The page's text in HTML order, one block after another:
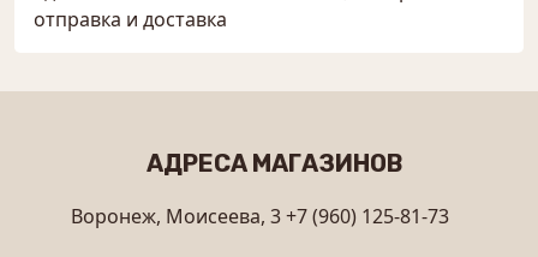
отправка и доставка
АДРЕСА МАГАЗИНОВ
Воронеж, Моисеева, 3+7 (960) 125-81-73